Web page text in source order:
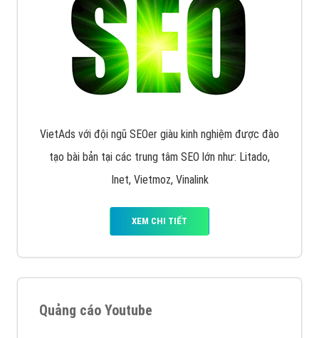
VietAds với đội ngũ SEOer giàu kinh nghiệm được đào
tạo bài bản tại các trung tâm SEO lớn như: Litado,
Inet, Vietmoz, Vinalink
XEM CHI TIẾT
Quảng cáo Youtube